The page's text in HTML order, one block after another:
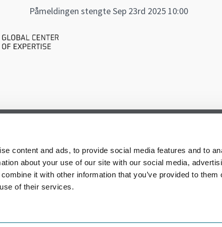
content and ads, to provide social media features and to
about your use of our site with our social media,
it with other information that you’ve provided to them
of their services.
Påmeldingen stengte Sep 23rd 2025 10:00